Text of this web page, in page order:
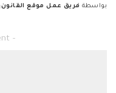
بواسطة فريق عمل موقع القانون
– Advertisement –